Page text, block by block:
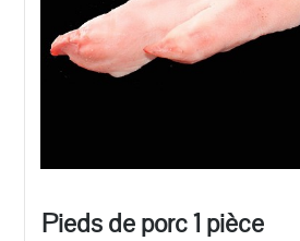
Pieds de porc 1 pièce